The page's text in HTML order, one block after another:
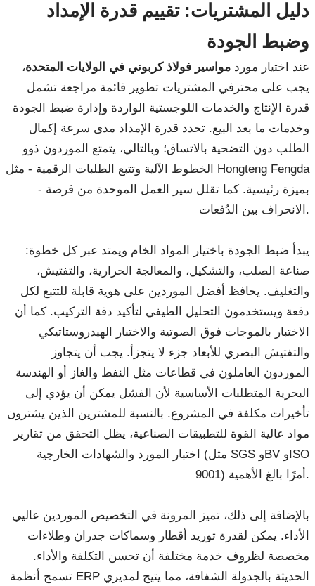
دليل المشتريات: تقييم قدرة الإمداد
وضبط الجودة
عند اختيار مورد مواسير فولاذ كربوني في الولايات المتحدة،
يجب على محترفي المشتريات تطوير قائمة مراجعة تشمل
قدرة الإنتاج والخدمات اللوجستية الواردة وإدارة ضبط الجودة
وخدمات ما بعد البيع. تحدد قدرة الإمداد مدى سرعة إكمال
الطلب دون التضحية بالاتساق؛ وبالتالي، يتمتع الموردون ذوو
الخطوط الآلية وتتبع الطلبات الرقمية - مثل Hongteng Fengda
- بميزة رئيسية. كما تقلل سير العمل الموحدة من فرصة
الانحراف بين الدُفعات.
يبدأ ضبط الجودة باختيار المواد الخام ويمتد عبر كل خطوة:
صناعة الصلب، والتشكيل، والمعالجة الحرارية، والتفتيش،
والتغليف. يحافظ أفضل الموردين على هوية قابلة للتتبع لكل
دفعة ويستخدمون التحليل الطيفي لتأكيد دقة التركيب. كما أن
الاختبار بالموجات فوق الصوتية والاختبار الهيدروستاتيكي
والتفتيش البصري للأبعاد جزء لا يتجزأ. يجب أن يتجاوز
الموردون العاملون في قطاعات مثل النفط والغاز أو الهندسة
البحرية المتطلبات الأساسية لأن الفشل يمكن أن يؤدي إلى
تأخيرات مكلفة في المشروع. بالنسبة للمشترين الذين يشترون
مواد عالية القوة للتطبيقات الصناعية، يظل التحقق من تقارير
اختبار المورد والشهادات الخارجية (مثل SGS وBV وISO
9001) أمرًا بالغ الأهمية.
بالإضافة إلى ذلك، تميز المرونة في التخصيص الموردين عاليي
الأداء. يمكن لقدرة توريد أقطار وسماكات جدران وطلاءات
مخصصة لظروف خدمة مختلفة أن تحسن التكلفة والأداء.
تسمح أنظمة ERP الحديثة بالجدولة الشفافة، مما يتيح لمديري